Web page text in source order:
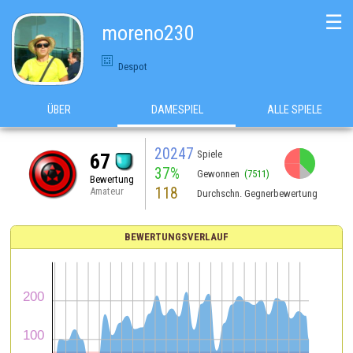
moreno230
Despot
☰
ÜBER DAMESPIEL ALLE SPIELE
67
Bewertung
Amateur
20247 Spiele
37% Gewonnen (7511)
118 Durchschn. Gegnerbewertung
BEWERTUNGSVERLAUF